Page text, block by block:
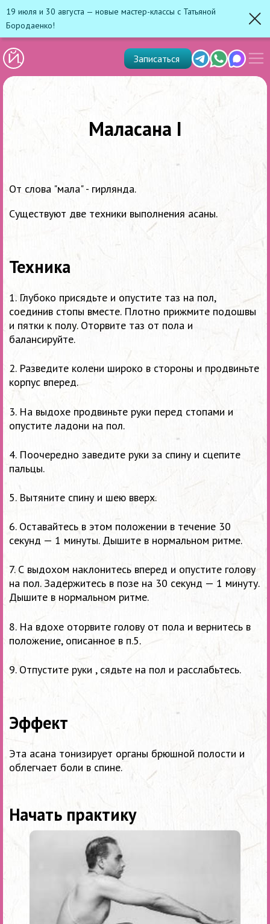
19 июля и 30 августа — новые мастер-классы с Татьяной
Бородаенко!
TelegramWhats'app
Max
Записаться
меню
Маласана I
От слова "мала" - гирлянда.
Существуют две техники выполнения асаны.
Техника
1. Глубоко присядьте и опустите таз на пол,
соединив стопы вместе. Плотно прижмите подошвы
и пятки к полу. Оторвите таз от пола и
балансируйте.
2. Разведите колени широко в стороны и продвиньте
корпус вперед.
3. На выдохе продвиньте руки перед стопами и
опустите ладони на пол.
4. Поочередно заведите руки за спину и сцепите
пальцы.
5. Вытяните спину и шею вверх.
6. Оставайтесь в этом положении в течение 30
секунд — 1 минуты. Дышите в нормальном ритме.
7. С выдохом наклонитесь вперед и опустите голову
на пол. Задержитесь в позе на 30 секунд — 1 минуту.
Дышите в нормальном ритме.
8. На вдохе оторвите голову от пола и вернитесь в
положение, описанное в п.5.
9. Отпустите руки , сядьте на пол и расслабьтесь.
Эффект
Эта асана тонизирует органы брюшной полости и
облегчает боли в спине.
Начать практику